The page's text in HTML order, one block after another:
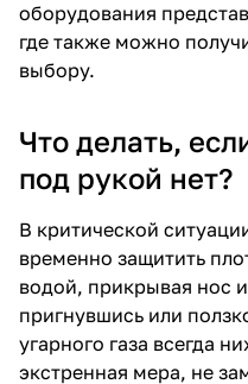
оборудования
где также можно
выбору.
Что делать,
под рукой нет?
В критической
временно защитить
водой, прикрывая нос
пригнувшись или
угарного газа всегда
экстренная мера, не